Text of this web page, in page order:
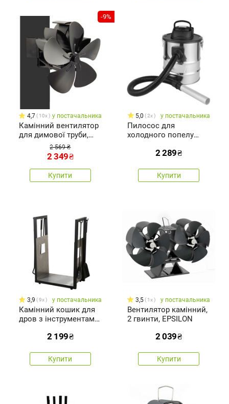
-9%
4,7 10x у постачальника
Камінний вентилятор
для димової труби,
13,5 x 16 x 13,5 см
2 569 ₴
2 349₴
Купити
5,0 2x у постачальника
Пилосос для
холодного попелу
приводом1000Вт,
2 289₴
Купити
3,9 9x у постачальника
Камінний кошик для
дров з інструментами,
2 199₴
Купити
3,5 1x у постачальника
Вентилятор камінний,
2 гвинти, EPSILON
2 039₴
Купити